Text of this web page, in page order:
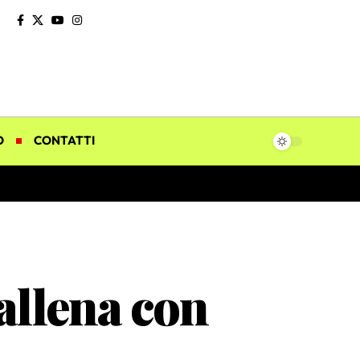
CONTATTI
con